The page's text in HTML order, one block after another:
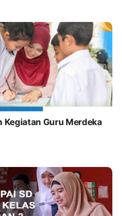
Kegiatan Guru Merdeka